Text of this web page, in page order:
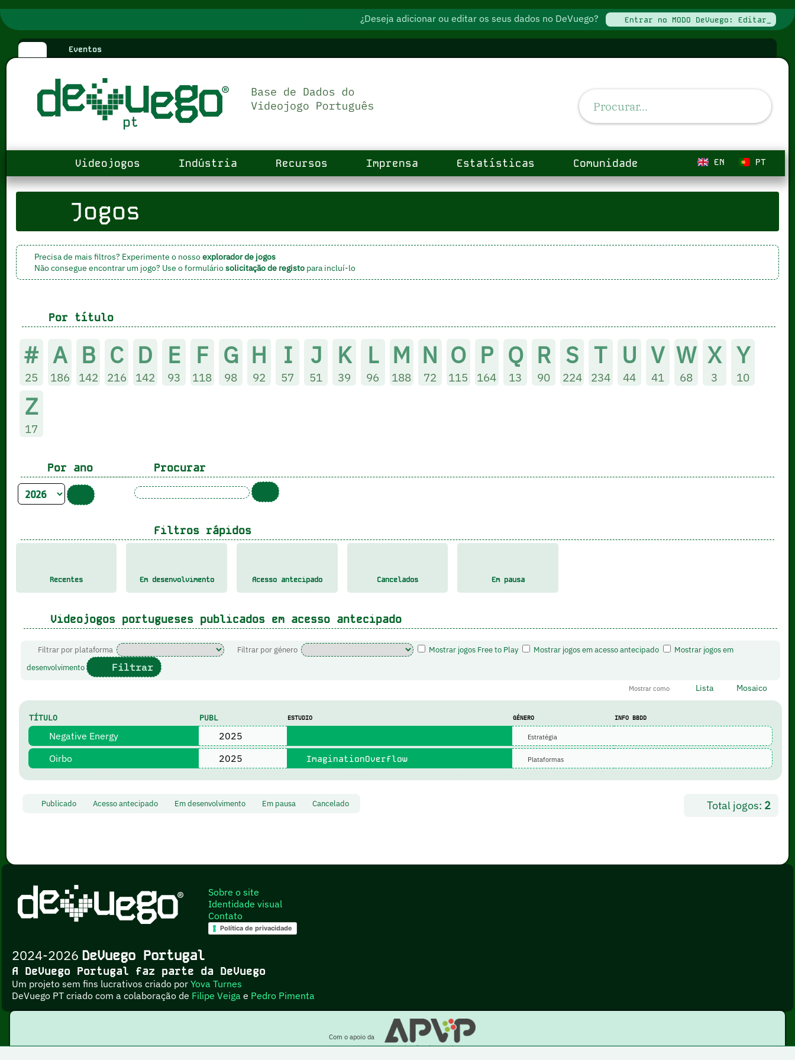
¿Deseja adicionar ou editar os seus dados no DeVuego? Entrar no MODO DeVuego: Editar_
Eventos
Videojogos Indústria Recursos Imprensa Estatísticas Comunidade PT
EN
Jogos
Precisa de mais filtros? Experimente o nossoexplorador de jogos
Não consegue encontrar um jogo? Use o formuláriosolicitação de registo para incluí-lo
Por título
#
25
A
186
B
142
C
216
D
142
E
93
F
118
G
98
H
92
I
57
J
51
K
39
L
96
M
188
N
72
O
115
P
164
Q
13
R
90
S
224
T
234
U
44
V
41
W
68
X
3
Y
10
Z
17
Por ano Procurar
Filtros rápidos
Recentes Em desenvolvimento Acesso antecipado Cancelados Em pausa
Videojogos portugueses publicados em acesso antecipado
Filtrar por plataforma Filtrar por género Mostrar jogos Free to Play Mostrar jogos em acesso antecipado
Mostrar jogos em
desenvolvimento
Filtrar
Mostrar como Lista Mosaico
TÍTULO PUBL ESTUDIO GÉNERO INFO BBDD
Negative Energy 2025 Estratégia
Oirbo 2025 ImaginationOverflow Plataformas
Total jogos: 2
Publicado Acesso antecipado Em desenvolvimento Em pausa Cancelado
Sobre o site
Identidade visual
Contato
Política de privacidade
2024-2026 DeVuego Portugal
A DeVuego Portugal faz parte da DeVuego
Um projeto sem fins lucrativos criado porYova Turnes
DeVuego PT criado com a colaboração de Filipe Veiga e Pedro Pimenta
Com o apoio da